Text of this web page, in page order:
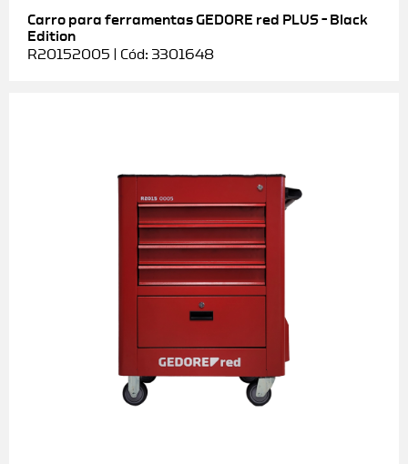
Carro para ferramentas GEDORE red PLUS – Black
Edition
R20152005 | Cód: 3301648